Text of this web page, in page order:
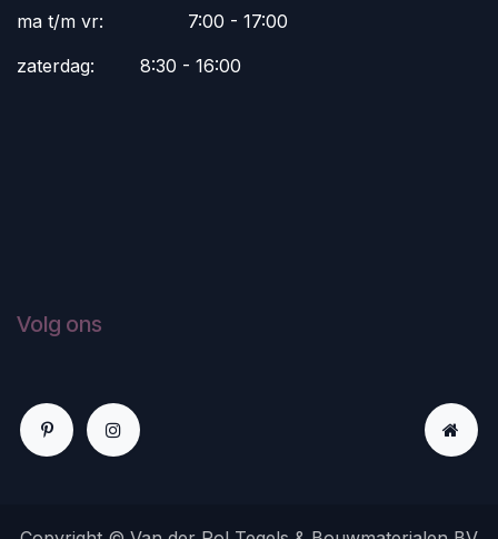
ma t/m vr:
​7:00 - 17:00
zaterdag:
​8:30 - 16:00
Volg ons